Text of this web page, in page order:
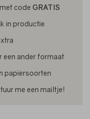
met code GRATIS
in productie
een ander formaat
papiersoorten
me een mailtje!